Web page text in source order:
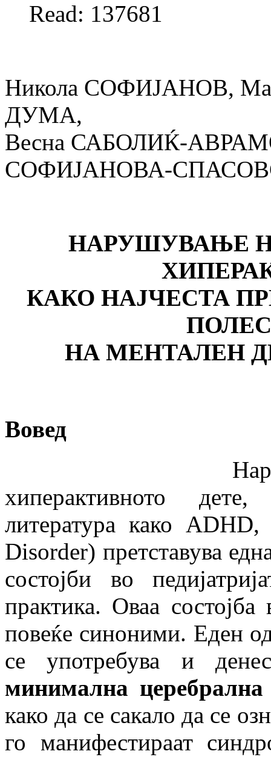
Read: 137681
Никола СОФИЈАНОВ,
ДУМА,
Весна САБОЛИЌ-
СОФИЈАНОВА-
НАРУШУВАЊЕ
КАКО НАЈЧЕСТА
НА МЕНТАЛЕН
Вовед
Нарушување
хиперактивното
литература како
Disorder) претставува
состојби во
практика. Оваа
повеќе синоними. Еден
се употребува и
минимална церебрална
како да се сакало да се
го манифестираат